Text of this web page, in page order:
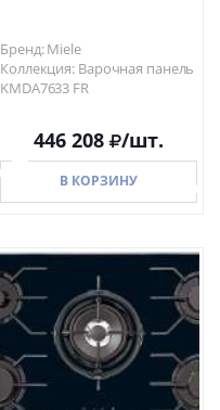
Бренд: Miele
Коллекция: Варочная панель
KMDA7633 FR
446 208 /шт.
В КОРЗИНУ
В КОРЗИНУ